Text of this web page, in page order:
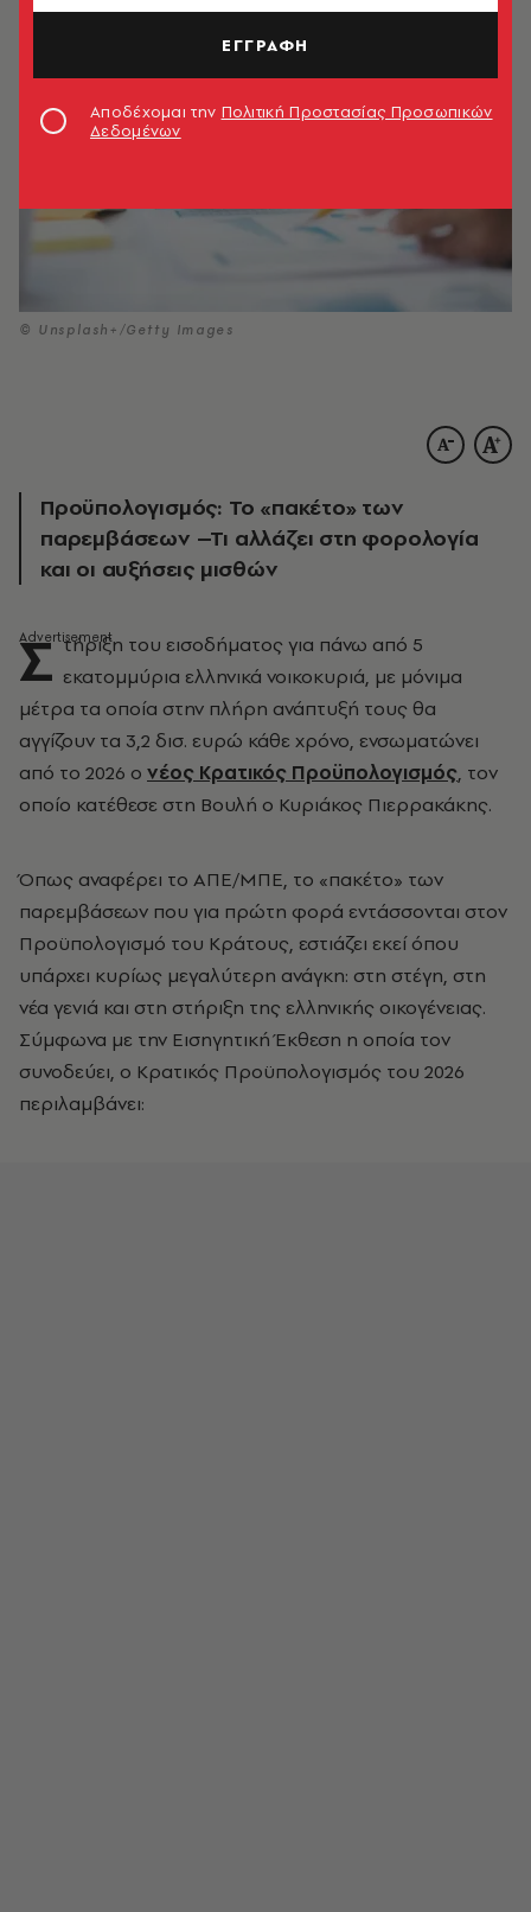
© Unsplash+/Getty Images
Προϋπολογισμός: Το «πακέτο» των
παρεμβάσεων –Τι αλλάζει στη φορολογία
και οι αυξήσεις μισθών
Σ τήριξη του εισοδήματος για πάνω από 5
εκατομμύρια ελληνικά νοικοκυριά, με μόνιμα
μέτρα τα οποία στην πλήρη ανάπτυξή τους θα
αγγίζουν τα 3,2 δισ. ευρώ κάθε χρόνο, ενσωματώνει
από το 2026 ο νέος Κρατικός Προϋπολογισμός, τον
οποίο κατέθεσε στη Βουλή ο Κυριάκος Πιερρακάκης.
Όπως αναφέρει το ΑΠΕ/ΜΠΕ, το «πακέτο» των
παρεμβάσεων που για πρώτη φορά εντάσσονται στον
Προϋπολογισμό του Κράτους, εστιάζει εκεί όπου
υπάρχει κυρίως μεγαλύτερη ανάγκη: στη στέγη, στη
νέα γενιά και στη στήριξη της ελληνικής οικογένειας.
Σύμφωνα με την Εισηγητική Έκθεση η οποία τον
συνοδεύει, ο Κρατικός Προϋπολογισμός του 2026
περιλαμβάνει:
ΕΓΓΡΑΦΗ
Αποδέχομαι την Πολιτική Προστασίας Προσωπικών
Δεδομένων